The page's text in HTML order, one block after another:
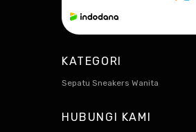
KATEGORI
Sepatu Sneakers Wanita
HUBUNGI KAMI